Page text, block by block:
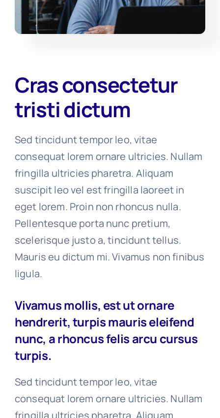
Cras consectetur
tristi dictum
Sed tincidunt tempor leo, vitae
consequat lorem ornare ultricies. Nullam
fringilla ultricies pharetra. Aliquam
suscipit leo vel est fringilla laoreet in
eget lorem. Proin non rhoncus nulla.
Pellentesque porta nunc pretium,
scelerisque justo a, tincidunt tellus.
Mauris eu dictum mi. Vivamus non finibus
ligula.
Vivamus mollis, est ut ornare
hendrerit, turpis mauris eleifend
nunc, a rhoncus felis arcu cursus
turpis.
Sed tincidunt tempor leo, vitae
consequat lorem ornare ultricies. Nullam
fringilla ultricies pharetra. Aliquam